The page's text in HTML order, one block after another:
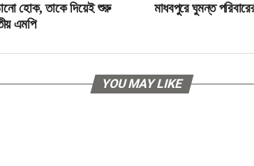
মাধবপুরে ঘুমন্ত
হোক, তাকে দিয়েই শুরু
এমপি
YOU MAY LIKE